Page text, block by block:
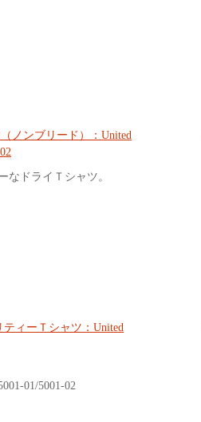
ノンブリード）：United
なドライＴシャツ。
ティーＴシャツ：United
01/5001-02